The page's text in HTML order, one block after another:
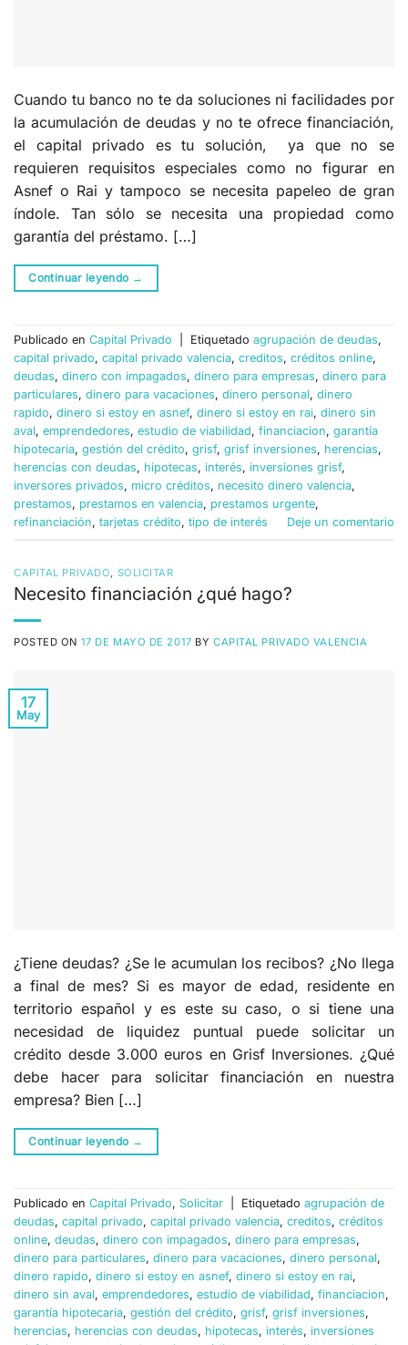
Cuando tu banco no te da soluciones ni facilidades por
la acumulación de deudas y no te ofrece financiación,
el capital privado es tu solución, ya que no se
requieren requisitos especiales como no figurar en
Asnef o Rai y tampoco se necesita papeleo de gran
índole. Tan sólo se necesita una propiedad como
garantía del préstamo. […]
Continuar leyendo →
Publicado en Capital Privado Etiquetado agrupación de deudas,
capital privado, capital privado valencia, creditos, créditos online,
deudas, dinero con impagados, dinero para empresas, dinero para
particulares, dinero para vacaciones, dinero personal, dinero
rapido, dinero si estoy en asnef, dinero si estoy en rai, dinero sin
aval, emprendedores, estudio de viabilidad, financiacion, garantía
hipotecaria, gestión del crédito, grisf, grisf inversiones, herencias,
herencias con deudas, hipotecas, interés, inversiones grisf,
inversores privados, micro créditos, necesito dinero valencia,
prestamos, prestamos en valencia, prestamos urgente,
refinanciación, tarjetas crédito, tipo de interés Deje un comentario
CAPITAL PRIVADO, SOLICITAR
Necesito financiación ¿qué hago?
POSTED ON 17 DE MAYO DE 2017 BY CAPITAL PRIVADO VALENCIA
17
May
¿Tiene deudas? ¿Se le acumulan los recibos? ¿No llega
a final de mes? Si es mayor de edad, residente en
territorio español y es este su caso, o si tiene una
necesidad de liquidez puntual puede solicitar un
crédito desde 3.000 euros en Grisf Inversiones. ¿Qué
debe hacer para solicitar financiación en nuestra
empresa? Bien […]
Continuar leyendo →
Publicado en Capital Privado, Solicitar Etiquetado agrupación de
deudas, capital privado, capital privado valencia, creditos, créditos
online, deudas, dinero con impagados, dinero para empresas,
dinero para particulares, dinero para vacaciones, dinero personal,
dinero rapido, dinero si estoy en asnef, dinero si estoy en rai,
dinero sin aval, emprendedores, estudio de viabilidad, financiacion,
garantía hipotecaria, gestión del crédito, grisf, grisf inversiones,
herencias, herencias con deudas, hipotecas, interés, inversiones